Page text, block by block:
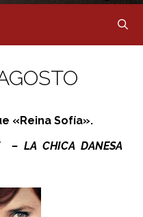
«Reina Sofía».
– LA CHICA DANESA